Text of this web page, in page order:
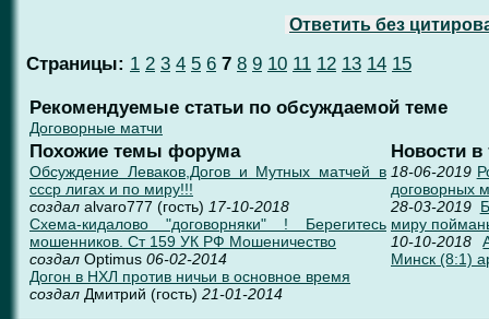
Ответить без
Страницы: 1 2 3 4 5 6 7 8 9 10 11 12 13 14 15
Рекомендуемые статьи по обсуждаемой теме
Договорные матчи
Похожие темы форума
Обсуждение Леваков,Догов и Мутных матчей в
ссср лигах и по миру!!!
создал alvaro777 (гость) 17-10-2018
Схема-кидалово "договорняки" ! Берегитесь
мошенников. Ст 159 УК РФ Мошеничество
создал Optimus 06-02-2014
Догон в НХЛ против ничьи в основное время
создал Дмитрий (гость) 21-01-2014
Новости в
18-06-2019
договорных
28-03-2019
миру
10-10-2018
Минск (8:1)